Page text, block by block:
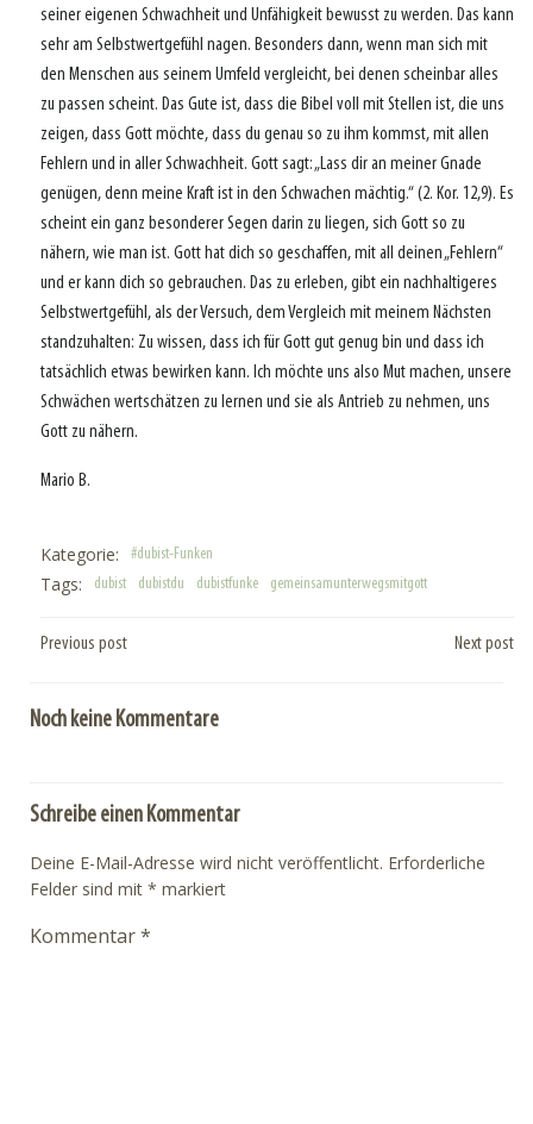
seiner eigenen Schwachheit und Unfähigkeit bewusst zu werden. Das kann
sehr am Selbstwertgefühl nagen. Besonders dann, wenn man sich mit
den Menschen aus seinem Umfeld vergleicht, bei denen scheinbar alles
zu passen scheint. Das Gute ist, dass die Bibel voll mit Stellen ist, die uns
zeigen, dass Gott möchte, dass du genau so zu ihm kommst, mit allen
Fehlern und in aller Schwachheit. Gott sagt: „Lass dir an meiner Gnade
genügen, denn meine Kraft ist in den Schwachen mächtig.“ (2. Kor. 12,9). Es
scheint ein ganz besonderer Segen darin zu liegen, sich Gott so zu
nähern, wie man ist. Gott hat dich so geschaffen, mit all deinen „Fehlern“
und er kann dich so gebrauchen. Das zu erleben, gibt ein nachhaltigeres
Selbstwertgefühl, als der Versuch, dem Vergleich mit meinem Nächsten
standzuhalten: Zu wissen, dass ich für Gott gut genug bin und dass ich
tatsächlich etwas bewirken kann. Ich möchte uns also Mut machen, unsere
Schwächen wertschätzen zu lernen und sie als Antrieb zu nehmen, uns
Gott zu nähern.
Mario B.
Kategorie: #dubist-Funken
Tags: dubist dubistdu dubistfunke gemeinsamunterwegsmitgott
Post
navigation
Previous post Next post
Noch keine Kommentare
Schreibe einen Kommentar
Deine E-Mail-Adresse wird nicht veröffentlicht. Erforderliche
Felder sind mit * markiert
Kommentar*